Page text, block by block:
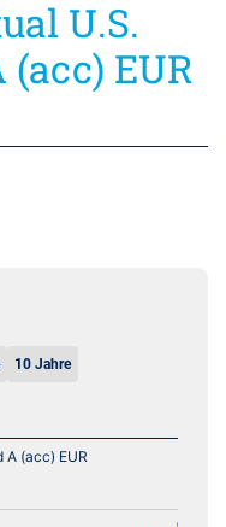
U.S.
EUR
10 Jahre